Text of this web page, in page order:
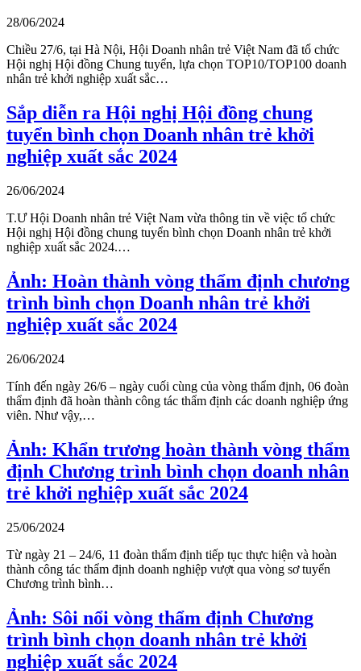
28/06/2024
Chiều 27/6, tại Hà Nội, Hội Doanh nhân trẻ Việt Nam đã tổ chức
Hội nghị Hội đồng Chung tuyển, lựa chọn TOP10/TOP100 doanh
nhân trẻ khởi nghiệp xuất sắc…
Sắp diễn ra Hội nghị Hội đồng chung
tuyển bình chọn Doanh nhân trẻ khởi
nghiệp xuất sắc 2024
26/06/2024
T.Ư Hội Doanh nhân trẻ Việt Nam vừa thông tin về việc tổ chức
Hội nghị Hội đồng chung tuyển bình chọn Doanh nhân trẻ khởi
nghiệp xuất sắc 2024.…
Ảnh: Hoàn thành vòng thẩm định chương
trình bình chọn Doanh nhân trẻ khởi
nghiệp xuất sắc 2024
26/06/2024
Tính đến ngày 26/6 – ngày cuối cùng của vòng thẩm định, 06 đoàn
thẩm định đã hoàn thành công tác thẩm định các doanh nghiệp ứng
viên. Như vậy,…
Ảnh: Khẩn trương hoàn thành vòng thẩm
định Chương trình bình chọn doanh nhân
trẻ khởi nghiệp xuất sắc 2024
25/06/2024
Từ ngày 21 – 24/6, 11 đoàn thẩm định tiếp tục thực hiện và hoàn
thành công tác thẩm định doanh nghiệp vượt qua vòng sơ tuyển
Chương trình bình…
Ảnh: Sôi nổi vòng thẩm định Chương
trình bình chọn doanh nhân trẻ khởi
nghiệp xuất sắc 2024